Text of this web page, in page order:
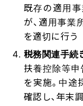
既存の適用
が、適用事業
を適切に行う
税務関連手続
扶養控除等申
を実施。中途
確認し、年末